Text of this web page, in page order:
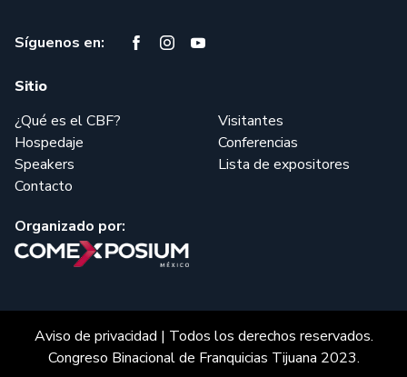
Síguenos en:
Sitio
¿Qué es el CBF?
Visitantes
Hospedaje
Conferencias
Speakers
Lista de expositores
Contacto
Organizado por:
Aviso de privacidad | Todos los derechos reservados.
Congreso Binacional de Franquicias Tijuana 2023.